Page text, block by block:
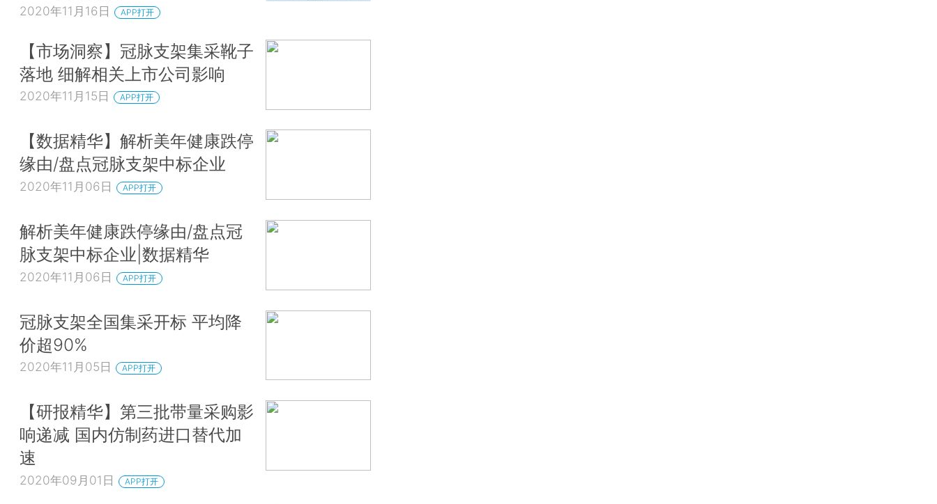
2020年11月16日 APP打开
【市场洞察】冠脉支架集采靴子
落地 细解相关上市公司影响
2020年11月15日 APP打开
【数据精华】解析美年健康跌停
缘由/盘点冠脉支架中标企业
2020年11月06日 APP打开
解析美年健康跌停缘由/盘点冠
脉支架中标企业|数据精华
2020年11月06日 APP打开
冠脉支架全国集采开标 平均降
价超90%
2020年11月05日 APP打开
【研报精华】第三批带量采购影
响递减 国内仿制药进口替代加
速
2020年09月01日 APP打开